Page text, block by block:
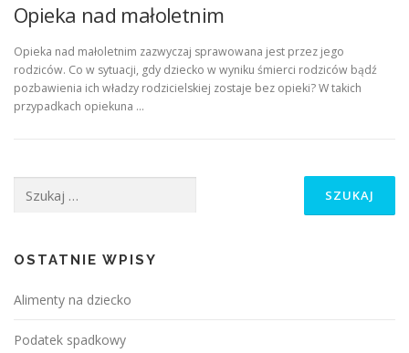
Opieka nad małoletnim
Opieka nad małoletnim zazwyczaj sprawowana jest przez jego
rodziców. Co w sytuacji, gdy dziecko w wyniku śmierci rodziców bądź
pozbawienia ich władzy rodzicielskiej zostaje bez opieki? W takich
przypadkach opiekuna …
OSTATNIE WPISY
Alimenty na dziecko
Podatek spadkowy